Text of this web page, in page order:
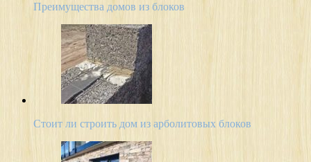
Преимущества домов из блоков
Стоит ли строить дом из арболитовых блоков